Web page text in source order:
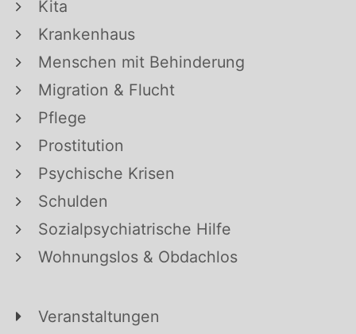
Kita
Krankenhaus
Menschen mit Behinderung
Migration & Flucht
Pflege
Prostitution
Psychische Krisen
Schulden
Sozialpsychiatrische Hilfe
Wohnungslos & Obdachlos
Veranstaltungen